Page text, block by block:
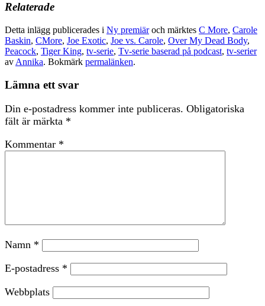
Relaterade
Detta inlägg publicerades i Ny premiäroch märktes C More, Carole
Baskin, CMore, Joe Exotic, Joe vs. Carole, Over My Dead Body,
Peacock, Tiger King, tv-serie, Tv-serie baserad på podcast, tv-serier
av Annika. Bokmärk permalänken.
Lämna ett svar
Din e-postadress kommer inte publiceras. Obligatoriska
fält är märkta *
Kommentar *
Namn *
E-postadress *
Webbplats